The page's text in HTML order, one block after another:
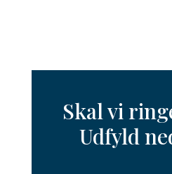
Skal vi
Udfyld